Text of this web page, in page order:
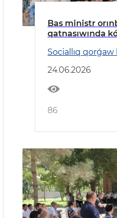
Bas ministr
qatnasıwında
Sociallıq
24.06.2026
86